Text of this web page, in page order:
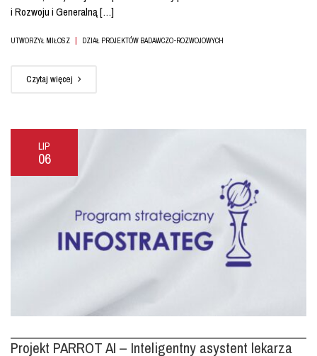
i Rozwoju i Generalną […]
UTWORZYŁ MIŁOSZ | DZIAŁ PROJEKTÓW BADAWCZO-ROZWOJOWYCH
Czytaj więcej
LIP
06
Projekt PARROT AI – Inteligentny asystent lekarza